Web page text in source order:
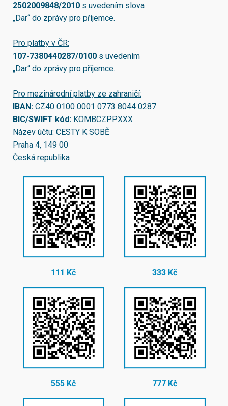
2502009848/2010 s uvedením slova
„Dar“ do zprávy pro příjemce.
Pro platby v ČR:
107-7380440287/0100 s uvedením
„Dar“ do zprávy pro příjemce.
Pro mezinárodní platby ze zahraničí:
IBAN: CZ40 0100 0001 0773 8044 0287
BIC/SWIFT kód: KOMBCZPPXXX
Název účtu: CESTY K SOBĚ
Praha 4, 149 00
Česká republika
111 Kč 333 Kč
555 Kč 777 Kč